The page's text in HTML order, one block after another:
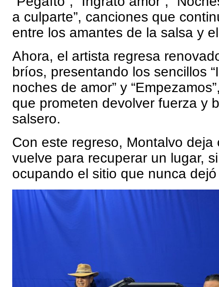
a culparte”, canciones que
entre los amantes de la salsa y
Ahora, el artista regresa
bríos, presentando los sencillos
noches de amor” y
que prometen devolver fuerza y
salsero.
Con este regreso, Montalvo deja
vuelve para recuperar un lugar,
ocupando el sitio que nunca